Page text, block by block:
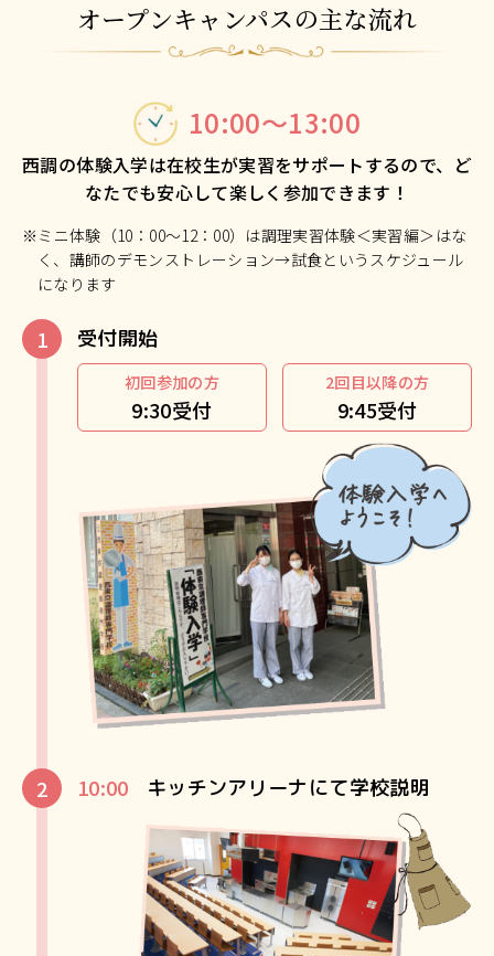
オープンキャンパスの主な流れ
10:00～13:00
西調の体験入学は在校生が実習をサポートするので、ど
なたでも安心して楽しく参加できます！
※ミニ体験（10：00～12：00）は調理実習体験＜実習編＞はな
く、講師のデモンストレーション→試食というスケジュール
になります
受付開始
初回参加の方
9:30受付
2回目以降の方
9:45受付
10:00 キッチンアリーナにて学校説明